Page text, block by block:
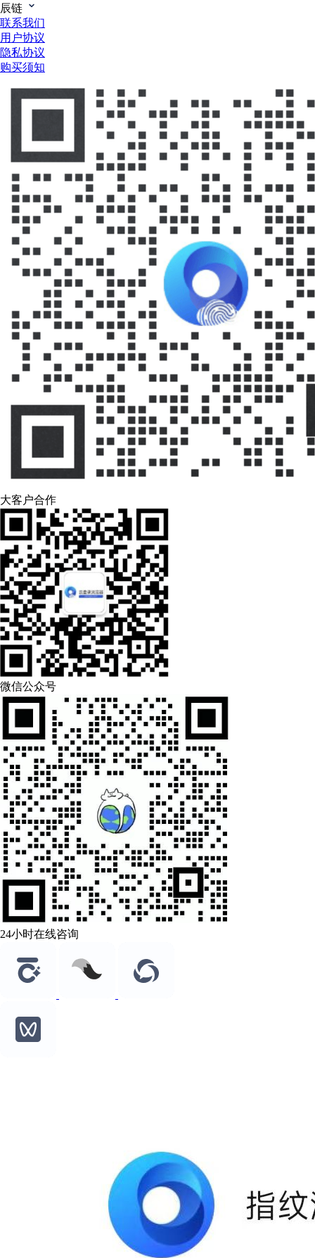
辰链
联系我们
用户协议
隐私协议
购买须知
大客户合作
微信公众号
24小时在线咨询